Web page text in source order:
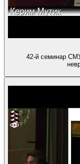
42-й семинар